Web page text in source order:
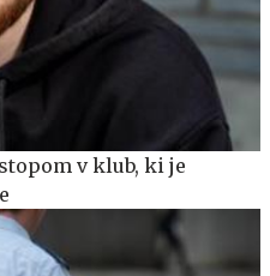
v klub, ki je